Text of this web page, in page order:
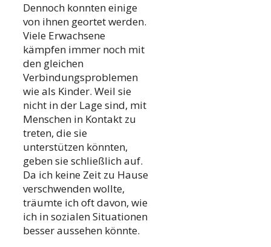
Dennoch konnten einige
von ihnen geortet werden.
Viele Erwachsene
kämpfen immer noch mit
den gleichen
Verbindungsproblemen
wie als Kinder. Weil sie
nicht in der Lage sind, mit
Menschen in Kontakt zu
treten, die sie
unterstützen könnten,
geben sie schließlich auf.
Da ich keine Zeit zu Hause
verschwenden wollte,
träumte ich oft davon, wie
ich in sozialen Situationen
besser aussehen könnte.